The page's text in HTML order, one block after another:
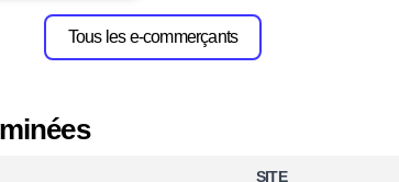
Tous les e-commerçants
SITE